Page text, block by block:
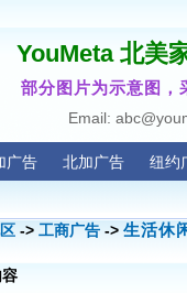
YouMeta 北美
部分图片为示意图，
Email:
广告 北加广告
纽约
-> 工商广告 -> 生活休